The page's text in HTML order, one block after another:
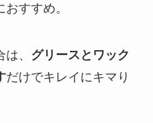
すすめ。
、 グリースとワック
だけでキレイにキマり